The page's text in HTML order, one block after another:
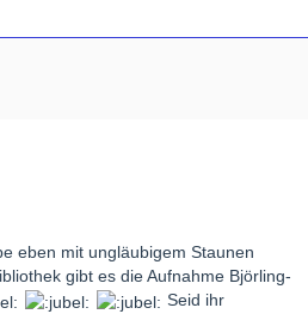
eben mit ungläubigem Staunen
gibt es die Aufnahme Björling-
Seid ihr